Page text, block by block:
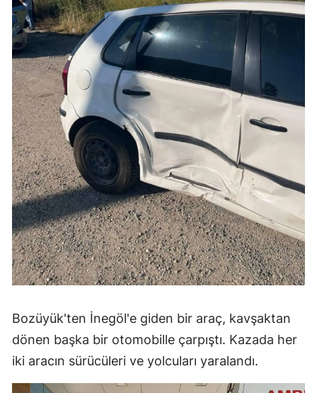
Bozüyük'ten İnegöl'e giden bir araç, kavşaktan
dönen başka bir otomobille çarpıştı. Kazada her
iki aracın sürücüleri ve yolcuları yaralandı.